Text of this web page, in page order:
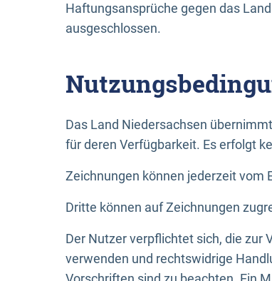
Haftungsansprüche gegen das
ausgeschlossen.
Das Land Niedersachsen
für deren Verfügbarkeit. Es erfolgt
Zeichnungen können jederzeit vom
Dritte können auf Zeichnungen
Der Nutzer verpflichtet sich, die zur
verwenden und rechtswidrige